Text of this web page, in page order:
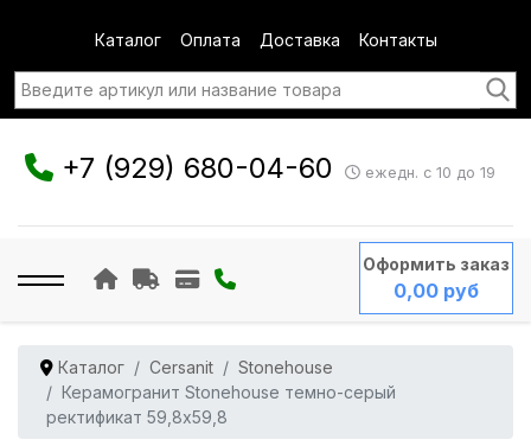
Каталог Оплата Доставка Контакты
+7 (929) 680-04-60 ежедн. с 10 до 19
Оформить заказ
0,00 руб
Каталог Cersanit
Stonehouse
Керамогранит Stonehouse темно-серый
ректификат 59,8x59,8